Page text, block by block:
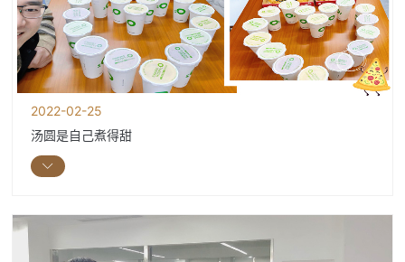
2022-02-25
汤圆是自己煮得甜